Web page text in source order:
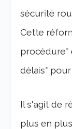
sécurité
Cette
procédure"
délais"
Il s'agit de
plus en